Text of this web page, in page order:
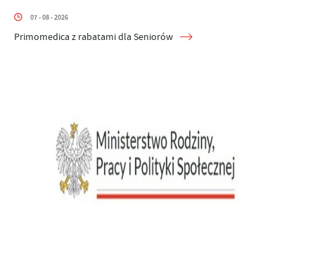
07 - 08 - 2026
Primomedica z rabatami dla Seniorów